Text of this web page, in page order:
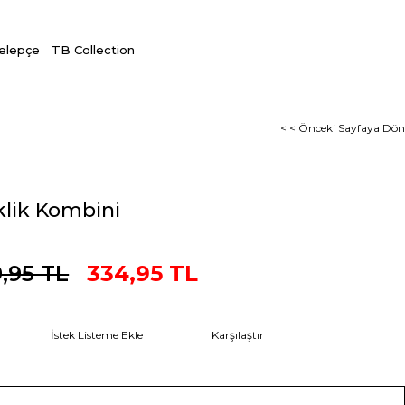
TB Collection
< < Önceki Sayfaya Dön
Kombini
TL 334,95 TL
İstek Listeme Ekle Karşılaştır